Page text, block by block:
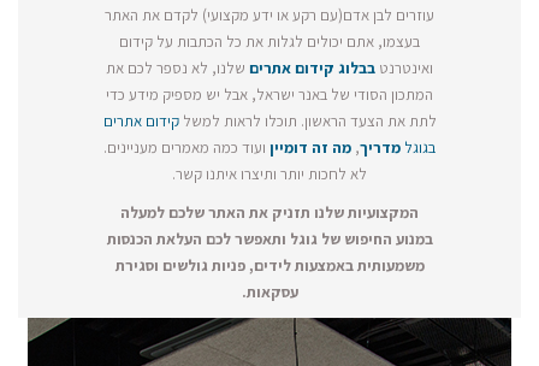
עוזרים לבן אדם(עם רקע או ידע מקצועי) לקדם את האתר
בעצמו, אתם יכולים לגלות את כל הכתבות על קידום
ואינטרנט בבלוג קידום אתרים שלנו, לא נספר לכם את
המתכון הסודי של באנר ישראל, אבל יש מספיק מידע כדי
לתת את הצעד הראשון. תוכלו לראות למשלקידום אתרים
בגוגל מדריך, מה זה דומיין ועוד כמה מאמרים מעניינים.
לא לחכות יותר ותיצרו איתנו קשר.
המקצועיות שלנו תזניק את האתר שלכם למעלה
במנוע החיפוש של גוגל ותאפשר לכם העלאת הכנסות
משמעותית באמצעות לידים, פניות גולשים וסגירת
עסקאות.